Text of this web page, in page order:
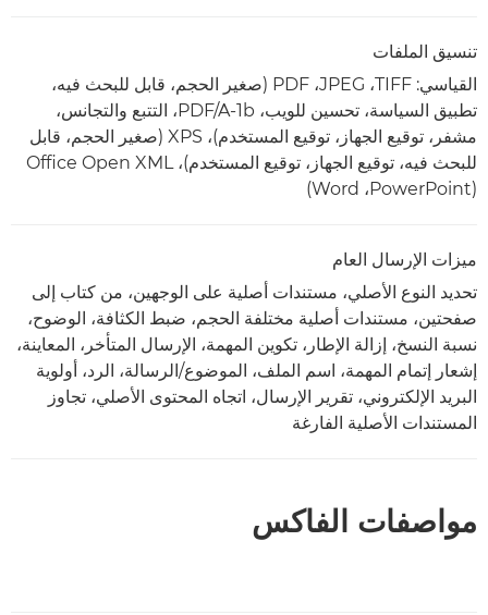
تنسيق الملفات
القياسي: TIFF‏، JPEG‏، PDF (صغير الحجم، قابل للبحث فيه،
تطبيق السياسة، تحسين للويب، PDF/A-1b، التتبع والتجانس،
مشفر، توقيع الجهاز، توقيع المستخدم)، XPS (صغير الحجم، قابل
للبحث فيه، توقيع الجهاز، توقيع المستخدم)، Office Open XML
‏(PowerPoint‏، Word)
ميزات الإرسال العام
تحديد النوع الأصلي، مستندات أصلية على الوجهين، من كتاب إلى
صفحتين، مستندات أصلية مختلفة الحجم، ضبط الكثافة، الوضوح،
نسبة النسخ، إزالة الإطار، تكوين المهمة، الإرسال المتأخر، المعاينة،
إشعار إتمام المهمة، اسم الملف، الموضوع/الرسالة، الرد، أولوية
البريد الإلكتروني، تقرير الإرسال، اتجاه المحتوى الأصلي، تجاوز
المستندات الأصلية الفارغة
مواصفات الفاكس